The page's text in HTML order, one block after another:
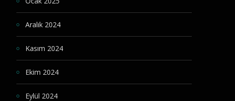
Aralık 2024
Kasım 2024
Ekim 2024
Eylül 2024